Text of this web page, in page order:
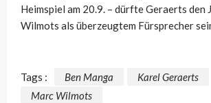
Heimspiel am 20.9. – dürfte Geraerts den
Wilmots als überzeugtem Fürsprecher
Tags : Ben Manga
Karel Geraerts
Marc Wilmots